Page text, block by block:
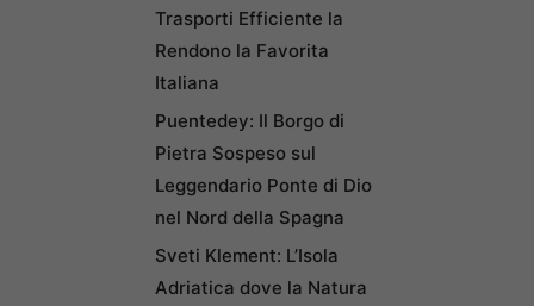
Trasporti Efficiente la
Rendono la Favorita
Italiana
Puentedey: Il Borgo di
Pietra Sospeso sul
Leggendario Ponte di Dio
nel Nord della Spagna
Sveti Klement: L’Isola
Adriatica dove la Natura